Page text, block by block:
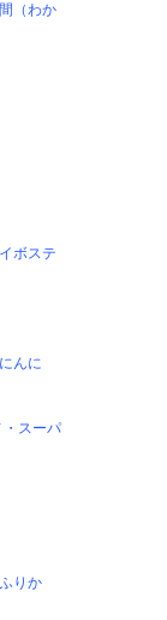
（わか
ボステ
んに
・スーパ
りか